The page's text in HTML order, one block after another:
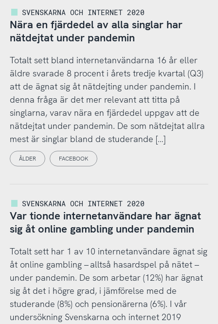
SVENSKARNA OCH INTERNET 2020
Nära en fjärdedel av alla singlar har
nätdejtat under pandemin
Totalt sett bland internetanvändarna 16 år eller
äldre svarade 8 procent i årets tredje kvartal (Q3)
att de ägnat sig åt nätdejting under pandemin. I
denna fråga är det mer relevant att titta på
singlarna, varav nära en fjärdedel uppgav att de
nätdejtat under pandemin. De som nätdejtat allra
mest är singlar bland de studerande […]
ÅLDER FACEBOOK
SVENSKARNA OCH INTERNET 2020
Var tionde internetanvändare har ägnat
sig åt online gambling under pandemin
Totalt sett har 1 av 10 internetanvändare ägnat sig
åt online gambling – alltså hasardspel på nätet –
under pandemin. De som arbetar (12%) har ägnat
sig åt det i högre grad, i jämförelse med de
studerande (8%) och pensionärerna (6%). I vår
undersökning Svenskarna och internet 2019